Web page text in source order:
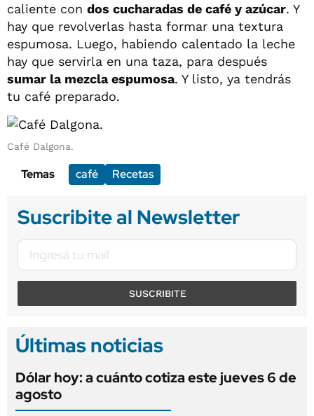
caliente con dos cucharadas de café y azúcar. Y
hay que revolverlas hasta formar una textura
espumosa. Luego, habiendo calentado la leche
hay que servirla en una taza, para después
sumar la mezcla espumosa. Y listo, ya tendrás
tu café preparado.
Café Dalgona.
Temas café Recetas
Suscribite al Newsletter
SUSCRIBITE
Últimas noticias
Dólar hoy: a cuánto cotiza este jueves 6 de
agosto